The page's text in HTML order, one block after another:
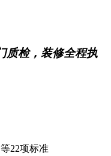
质检，装修全程执
22项标准